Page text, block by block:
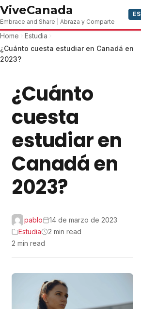
Skip to content
ViveCanada
Embrace and Share | Abraza y Comparte
ES
Home
Estudia
¿Cuánto cuesta estudiar en Canadá en
2023?
¿Cuánto
cuesta
estudiar en
Canadá en
2023?
pablo
14 de marzo de 2023
Estudia
2 min read
2 min read